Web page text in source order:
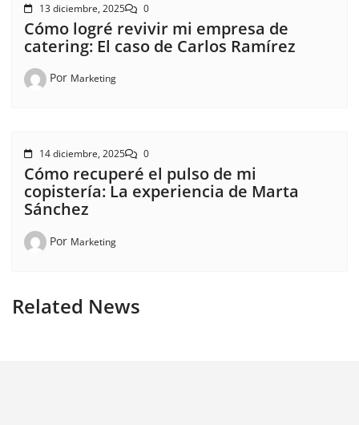
Related News
14 diciembre, 2025 0
Cómo recuperé el pulso de mi
copistería: La experiencia de Marta
Sánchez
Por Marketing
13 diciembre, 2025 0
Cómo logré revivir mi empresa de
catering: El caso de Carlos Ramírez
Por Marketing